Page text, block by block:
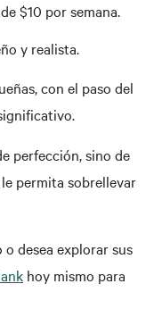
$10 por semana.
y realista.
con el paso del
perfección, sino de
permita sobrellevar
desea explorar sus
hoy mismo para